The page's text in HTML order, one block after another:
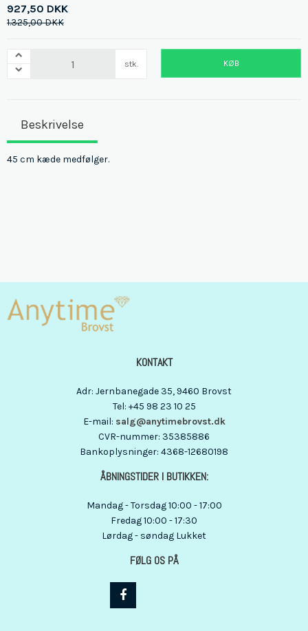
927,50 DKK
1.325,00 DKK
stk. KØB
Beskrivelse
45 cm kæde medfølger.
KONTAKT
Adr: Jernbanegade 35, 9460 Brovst
Tel: +45 98 23 10 25
E-mail: salg@anytimebrovst.dk
CVR-nummer: 35385886
Bankoplysninger: 4368-12680198
ÅBNINGSTIDER I BUTIKKEN:
Mandag - Torsdag 10:00 - 17:00
Fredag 10:00 - 17:30
Lørdag - søndag Lukket
FØLG OS PÅ